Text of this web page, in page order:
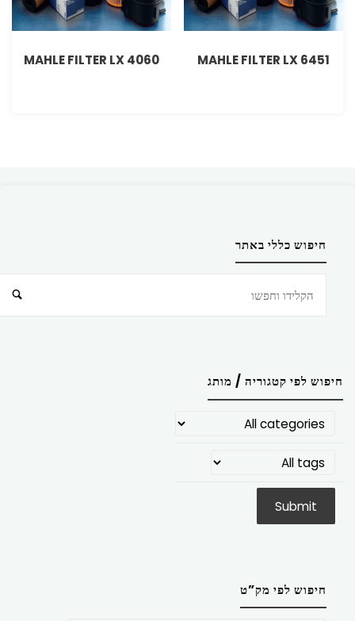
MAHLE FILTER LX 6451
MAHLE FILTER LX 4060
חיפוש כללי באתר
חיפוש לפי קטגוריה / מותג
חיפוש לפי מק”ט